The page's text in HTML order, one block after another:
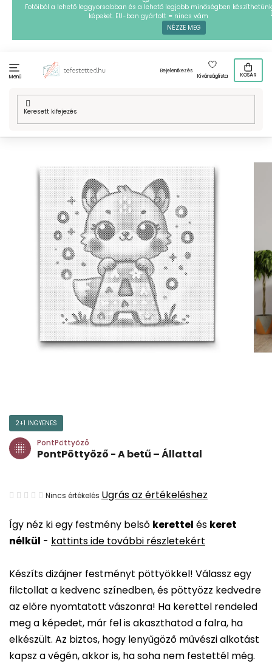
Ugrás
tartalomhoz
Fotóiból a lehető leggyorsabban és a lehető legjobb minőségben készíthetünk
képeket. EU-ban gyártott = nincs vám
NÉZZE MEG
Menü
Bejelentkezés
Kívánságlista
KOSÁR
Kezdőlap
/ Technikák / PontPöttyöző / Mintafestményeink / Hobbi
PontPöttyöző - A betű – Állattal
Így néz ki egy festmény belső kerettel és keret
nélkül - kattints ide további részletekért
Készíts dizájner festményt pöttyökkel! Válassz egy
filctollat a kedvenc színedben, és pöttyözz kedvedre
az előre nyomtatott vászonra! Ha kerettel rendeled
meg a képedet, már fel is akaszthatod a falra, ha
elkészült. Az biztos, hogy lenyűgöző művészi alkotást
kapsz a végén, akkor is, ha soha nem festettél még.
2+1 INGYENES
PontPöttyöző
PontPöttyöző - A betű – Állattal
A
átlagos
értékelése
ből
0,0
csillag.
Nincs értékelés Ugrás az értékeléshez